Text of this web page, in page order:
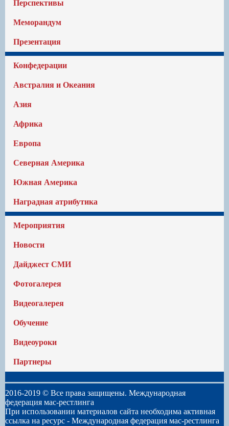
Перспективы
Меморандум
Презентация
Конфедерации
Австралия и Океания
Азия
Африка
Европа
Северная Америка
Южная Америка
Наградная атрибутика
Мероприятия
Новости
Дайджест СМИ
Фотогалерея
Видеогалерея
Обучение
Видеоуроки
Партнеры
2016-2019 © Все права защищены. Международная
федерация мас-рестлинга
При использовании материалов сайта необходима активная
ссылка на ресурс - Международная федерация мас-рестлинга